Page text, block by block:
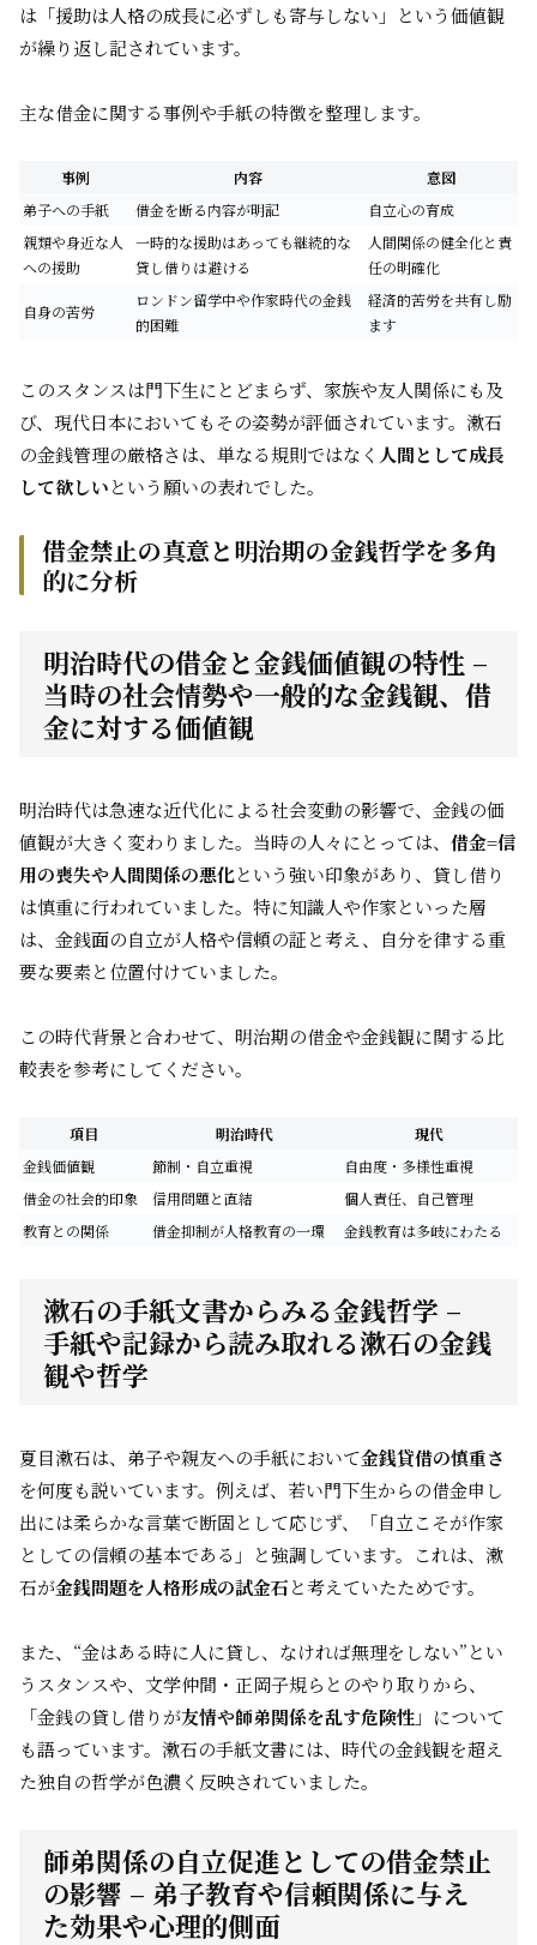
は「援助は人格の成長に必ずしも寄与しない」という価値観
が繰り返し記されています。
主な借金に関する事例や手紙の特徴を整理します。
事例 内容
意図
弟子への手紙
借金を断る内容が明記
自立心の育成
親類や身近な人
への援助
一時的な援助はあっても継続的な
貸し借りは避ける
人間関係の健全化と責
任の明確化
自身の苦労
ロンドン留学中や作家時代の金銭
的困難
経済的苦労を共有し励
ます
このスタンスは門下生にとどまらず、家族や友人関係にも及
び、現代日本においてもその姿勢が評価されています。漱石
の金銭管理の厳格さは、単なる規則ではなく 人間として成長
して欲しいという願いの表れでした。
借金禁止の真意と明治期の金銭哲学を多角
的に分析
明治時代の借金と金銭価値観の特性 –
当時の社会情勢や一般的な金銭観、借
金に対する価値観
明治時代は急速な近代化による社会変動の影響で、金銭の価
値観が大きく変わりました。当時の人々にとっては、 借金=信
用の喪失や人間関係の悪化という強い印象があり、貸し借り
は慎重に行われていました。特に知識人や作家といった層
は、金銭面の自立が人格や信頼の証と考え、自分を律する重
要な要素と位置付けていました。
この時代背景と合わせて、明治期の借金や金銭観に関する比
較表を参考にしてください。
項目 明治時代
現代
金銭価値観
節制・自立重視
自由度・多様性重視
借金の社会的印象
信用問題と直結
個人責任、自己管理
教育との関係
借金抑制が人格教育の一環 金銭教育は多岐にわたる
漱石の手紙文書からみる金銭哲学 –
手紙や記録から読み取れる漱石の金銭
観や哲学
夏目漱石は、弟子や親友への手紙において金銭貸借の慎重さ
を何度も説いています。例えば、若い門下生からの借金申し
出には柔らかな言葉で断固として応じず、「自立こそが作家
としての信頼の基本である」と強調しています。これは、漱
石が金銭問題を人格形成の試金石と考えていたためです。
また、“金はある時に人に貸し、なければ無理をしない”とい
うスタンスや、文学仲間・正岡子規らとのやり取りから、
「金銭の貸し借りが友情や師弟関係を乱す危険性」について
も語っています。漱石の手紙文書には、時代の金銭観を超え
た独自の哲学が色濃く反映されていました。
師弟関係の自立促進としての借金禁止
の影響 – 弟子教育や信頼関係に与え
た効果や心理的側面